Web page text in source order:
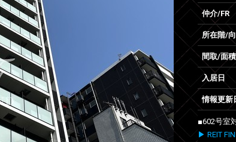
仲介/FR
所在階/
間取/面積
入居日
情報更新
■602号室
▶ REIT